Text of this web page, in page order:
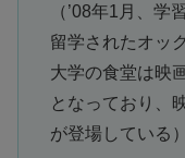
（’08年1月、
留学されたオッ
大学の食堂は映
となっており、
が登場している）